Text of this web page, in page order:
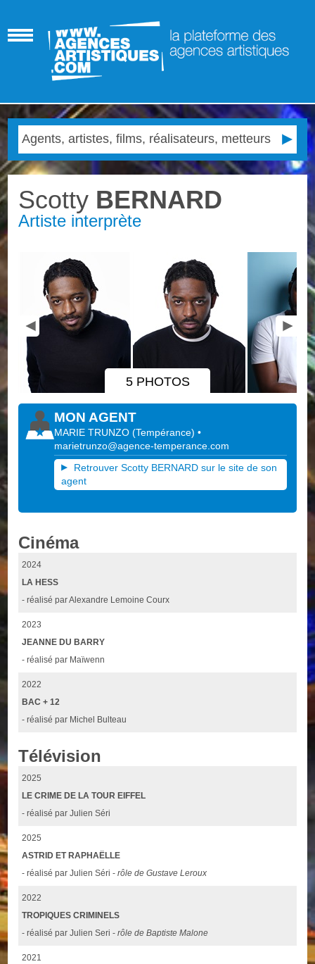
Scotty BERNARD
Artiste interprète
5 PHOTOS
MON AGENT
MARIE TRUNZO (Tempérance)•
marietrunzo@agence-temperance.com
Retrouver Scotty BERNARD sur le site de son
agent
Cinéma
2024
LA HESS
- réalisé par Alexandre Lemoine Courx
2023
JEANNE DU BARRY
- réalisé par Maïwenn
2022
BAC + 12
- réalisé par Michel Bulteau
Télévision
2025
LE CRIME DE LA TOUR EIFFEL
- réalisé par Julien Séri
2025
ASTRID ET RAPHAËLLE
- réalisé par Julien Séri -rôle de Gustave Leroux
2022
TROPIQUES CRIMINELS
- réalisé par Julien Seri -rôle de Baptiste Malone
2021